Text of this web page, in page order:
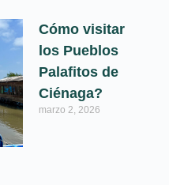
Cómo visitar
los Pueblos
Palafitos de
Ciénaga?
marzo 2, 2026